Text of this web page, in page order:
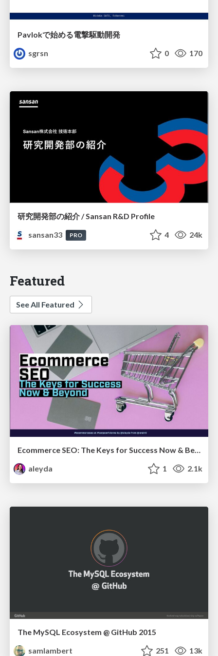
Pavlokで始める電撃駆動開発
sgrsn
0 170
研究開発部の紹介 / Sansan R&D Profile
sansan33
PRO 4 24k
Featured
See All Featured
Ecommerce SEO: The Keys for Success Now & Beyond - #SERPConf2024
aleyda
1 2.1k
The MySQL Ecosystem @ GitHub 2015
samlambert
251 13k